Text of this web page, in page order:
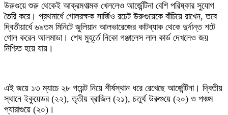
উরুগুয়ে শুরু থেকেই আক্রমণাত্মক খেললেও আর্জেন্টিনা বেশি পরিষ্কার সুযোগ
তৈরি করে। প্রথমার্ধে গোলরক্ষক সার্জিও রচেট উরুগুয়েকে বাঁচিয়ে রাখেন, তবে
দ্বিতীয়ার্ধে ৬৯তম মিনিটে জুলিয়ান আলভারেজের কাটব্যাক থেকে দুর্দান্ত শটে
গোল করেন আলমাডা। শেষ মুহূর্তে নিকো গঞ্জালেস লাল কার্ড দেখলেও জয়
নিশ্চিত হয়ে যায়।
এই জয়ে ১৩ ম্যাচে ২৮ পয়েন্ট নিয়ে শীর্ষস্থান ধরে রেখেছে আর্জেন্টিনা। দ্বিতীয়
স্থানে ইকুয়েডর (২২), তৃতীয় ব্রাজিল (২১), চতুর্থ উরুগুয়ে (২০) ও পঞ্চম
প্যারাগুয়ে (২০)।